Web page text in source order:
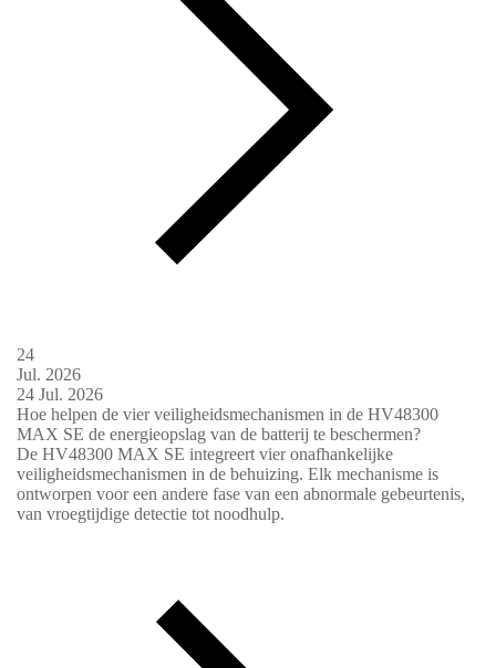
24
Jul. 2026
24 Jul. 2026
Hoe helpen de vier veiligheidsmechanismen in de HV48300
MAX SE de energieopslag van de batterij te beschermen?
De HV48300 MAX SE integreert vier onafhankelijke
veiligheidsmechanismen in de behuizing. Elk mechanisme is
ontworpen voor een andere fase van een abnormale gebeurtenis,
van vroegtijdige detectie tot noodhulp.